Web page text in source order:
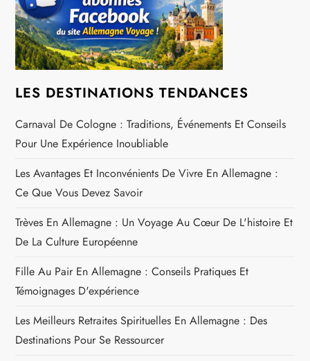
e
l
’
a
r
t
i
c
l
e
LES DESTINATIONS TENDANCES
Carnaval De Cologne : Traditions, Événements Et Conseils
Pour Une Expérience Inoubliable
Les Avantages Et Inconvénients De Vivre En Allemagne :
Ce Que Vous Devez Savoir
Trèves En Allemagne : Un Voyage Au Cœur De L'histoire Et
De La Culture Européenne
Fille Au Pair En Allemagne : Conseils Pratiques Et
Témoignages D'expérience
Les Meilleurs Retraites Spirituelles En Allemagne : Des
Destinations Pour Se Ressourcer